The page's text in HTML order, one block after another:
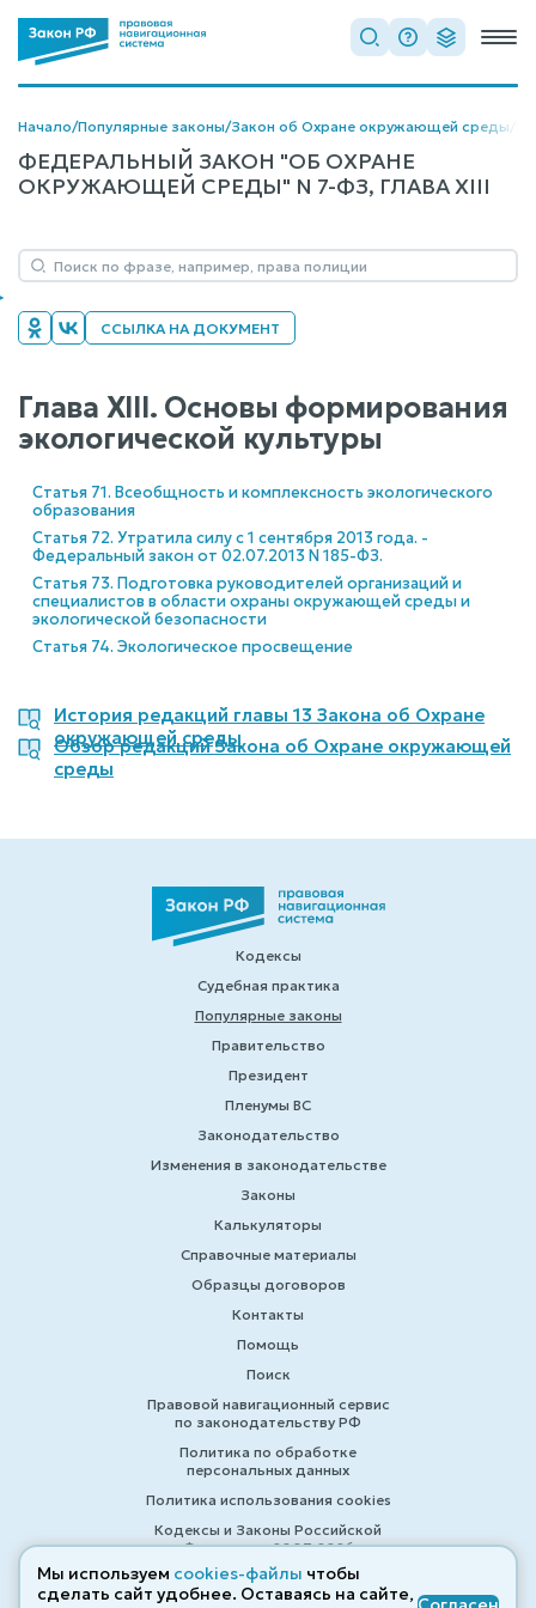
Начало/Популярные законы/Закон об Охране окружающей среды/
ФЕДЕРАЛЬНЫЙ ЗАКОН "ОБ ОХРАНЕ
ОКРУЖАЮЩЕЙ СРЕДЫ" N 7-ФЗ, ГЛАВА XIII
ССЫЛКА НА ДОКУМЕНТ
Глава XIII. Основы формирования
экологической культуры
Статья 71. Всеобщность и комплексность экологического
образования
Статья 72. Утратила силу с 1 сентября 2013 года. -
Федеральный закон от 02.07.2013 N 185-ФЗ.
Статья 73. Подготовка руководителей организаций и
специалистов в области охраны окружающей среды и
экологической безопасности
Статья 74. Экологическое просвещение
История редакций главы 13 Закона об Охране
окружающей среды
Обзор редакций Закона об Охране окружающей
среды
Кодексы
Судебная практика
Популярные законы
Правительство
Президент
Пленумы ВС
Законодательство
Изменения в законодательстве
Законы
Калькуляторы
Справочные материалы
Образцы договоров
Контакты
Помощь
Поиск
Правовой навигационный сервис
по законодательству РФ
Политика по обработке
персональных данных
Политика использования cookies
Кодексы и Законы Российской
Федерации 2007-2026
Мы используем cookies-файлы чтобы
сделать сайт удобнее. Оставаясь на сайте,